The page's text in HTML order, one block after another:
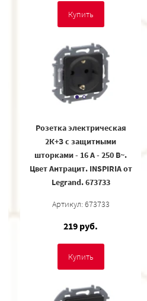
Купить
Розетка электрическая
2К+З с защитными
шторками - 16 А - 250 В~.
Цвет Антрацит. INSPIRIA от
Legrand. 673733
Артикул: 673733
219 руб.
Купить